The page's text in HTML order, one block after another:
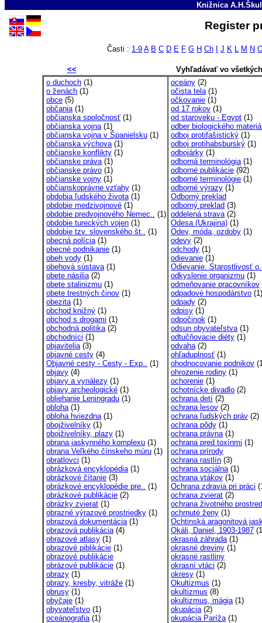
Knižnica
Register
Časti : 1-9 A B C D E F G H Ch J K L M N
<<
Vyhľadávať vo
o duchoch (1)
o ženách (1)
obce (5)
občania(1)
občianska spoločnosť (1)
občianska vojna(1)
občianska vojna v Španielsku (1)
občianska výchova(1)
občianske konflikty (1)
občianske práva(1)
občianske právo (1)
občianske vojny (1)
občianskoprávne vzťahy (1)
obdobia ľudského života(1)
obdobie medzivojnové (1)
obdobie predvojnového Nemec.. (1)
obdobie tureckých vojen (1)
obdobie tzv. slovenského št.. (1)
obecná polícia(1)
obecné podnikanie (1)
obeh vody (1)
obehová sústava(1)
obete násilia(2)
obete stalinizmu (1)
obete trestných činov (1)
obezita(1)
obchod knižný (1)
obchod s drogami (1)
obchodná politika(2)
obchodníci (1)
objavitelia(3)
objavné cesty (4)
Objavné cesty - Cesty - Exp.. (1)
objavy (4)
objavy a vynálezy (1)
objavy archeologické (1)
obliehanie Leningradu (1)
obloha(1)
obloha hviezdna(1)
obojživelníky (1)
obojživelníky, plazy (1)
obrana jaskynného komplexu (1)
obrana Veľkého čínskeho múru (1)
obratlovci (1)
obrázková encyklopédia(1)
obrázkové čítanie (3)
obrázkové encyklopédie pre.. (1)
obrázkové publikácie (2)
obrázky zvierat (1)
obrazné výrazové prostriedky (1)
obrazová dokumentácia(1)
obrazová publikácia(4)
obrazové atlasy (1)
obrazové piblikácie (1)
obrazové publikácie
obrázové publikácie (1)
obrazy (1)
obrazy, kresby, vitráže (1)
obrusy (1)
obyčaje (1)
obyvateľstvo (1)
oceánografia(1)
oceány (2)
očista tela(1)
očkovanie (1)
od 17 rokov (1)
od staroveku - Egypt (1)
odber biologického
odboj protifašistický (1)
odboj protihabsburský (1)
odbojárky (1)
odborná terminológia(1)
odborné publikácie (92)
odborné terminológie (1)
odborné výrazy (1)
Odborný preklad
odborný preklad (3)
oddelená strava(2)
Odesa (Ukrajina) (1)
Odev, móda, ozdoby (1)
odevy (2)
odchody (1)
odievanie (1)
Odievanie. Starostlivosť
odkyslenie organizmu (1)
odmeňovanie pracovníkov
odpadové hospodárstvo (1)
odpady (2)
odpisy (1)
odpočinok (1)
odsun obyvateľstva(1)
odtučňovacie diéty (1)
odvaha(2)
ohľaduplnosť (1)
ohodnocovanie podnikov
ohrozenie rodiny (1)
ochorenie (1)
ochotnícke divadlo (2)
ochrana detí (2)
ochrana lesov (2)
ochrana ľudských práv (2)
ochrana pôdy (1)
ochrana právna(1)
ochrana pred toxínmi (1)
ochrana prírody
ochrana rastlín (3)
ochrana sociálna(1)
ochrana vtákov (1)
Ochrana zdravia pri práci
ochrana zvierat (2)
ochrana životného
ochrnuté ženy (1)
Ochtinská aragonitová
Okáli, Daniel, 1903-1987
okrasná záhrada(1)
okrasné dreviny (1)
okrasné rastliny
okrasní vtáci (2)
okresy (1)
Okultizmus (1)
okultizmus (8)
okultizmus, mágia(1)
okupácia(2)
okupácia Paríža(1)